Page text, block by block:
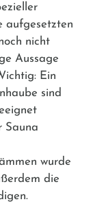
aufgesetzten
nicht
Aussage
Ein
sind
Sauna
wurde
die